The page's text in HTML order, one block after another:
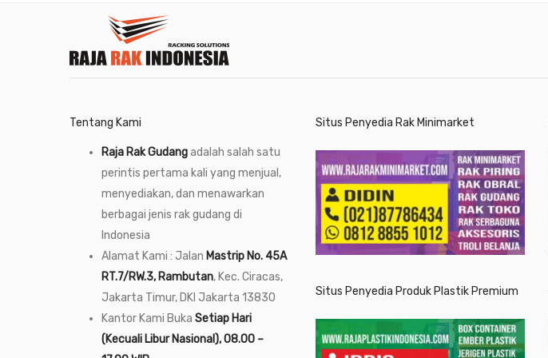
Tentang Kami
Raja Rak Gudangadalah salah satu
perintis pertama kali yang menjual,
menyediakan, dan menawarkan
berbagai jenis rak gudang di
Indonesia
Alamat Kami : Jalan Mastrip No. 45A
RT.7/RW.3, Rambutan, Kec. Ciracas,
Jakarta Timur, DKI Jakarta 13830
Kantor Kami Buka Setiap Hari
(Kecuali Libur Nasional), 08.00 –
Situs Penyedia Rak Minimarket
Situs Penyedia Produk Plastik Premium